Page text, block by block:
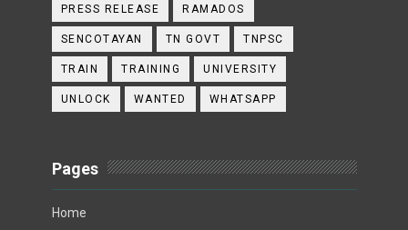
PRESS RELEASE RAMADOS
SENCOTAYAN TN GOVT TNPSC
TRAIN TRAINING UNIVERSITY
UNLOCK WANTED WHATSAPP
Pages
Home